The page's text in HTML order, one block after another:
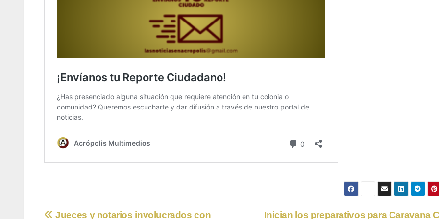
Inician los preparativos para Caravana
Jueces y notarios involucrados con